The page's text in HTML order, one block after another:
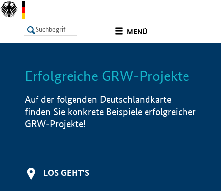
MENÜ
LISTE Info
Erfolgreiche GRW-Projekte
Auf der folgenden Deutschlandkarte
finden Sie konkrete Beispiele erfolgreicher
GRW-Projekte!
LOS GEHT'S